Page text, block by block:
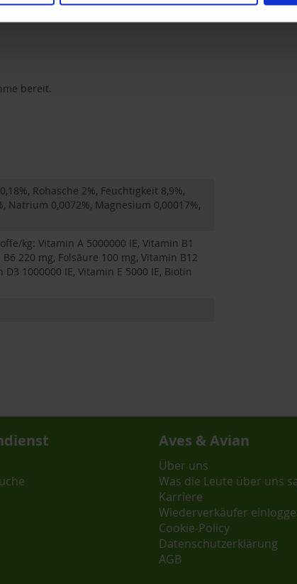
bereit.
Rohasche 2%, Feuchtigkeit 8,9%,
Natrium 0,0072%, Magnesium 0,00017%,
kg: Vitamin A 5000000 IE, Vitamin B1
220 mg, Folsäure 100 mg, Vitamin B12
1000000 IE, Vitamin E 5000 IE, Biotin
Aves & Avian
Über uns
Was die Leute über uns
Karriere
Wiederverkäufer
Cookie-Policy
Datenschutzerklärung
AGB